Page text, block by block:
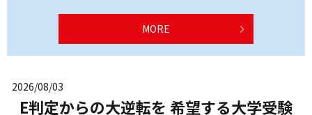
MORE
2026/08/03
E判定からの大逆転を 希望する大学受験